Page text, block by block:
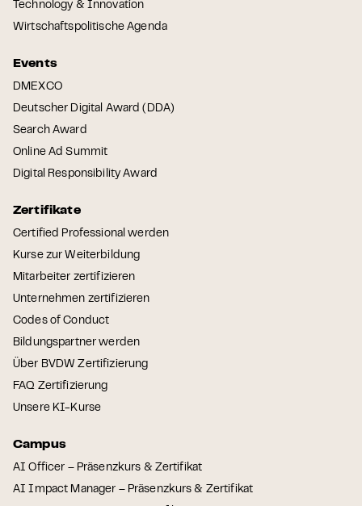
Technology & Innovation
Wirtschaftspolitische Agenda
Events
DMEXCO
Deutscher Digital Award (DDA)
Search Award
Online Ad Summit
Digital Responsibility Award
Zertifikate
Certified Professional werden
Kurse zur Weiterbildung
Mitarbeiter zertifizieren
Unternehmen zertifizieren
Codes of Conduct
Bildungspartner werden
Über BVDW Zertifizierung
FAQ Zertifizierung
Unsere KI-Kurse
Campus
AI Officer – Präsenzkurs & Zertifikat
AI Impact Manager – Präsenzkurs & Zertifikat